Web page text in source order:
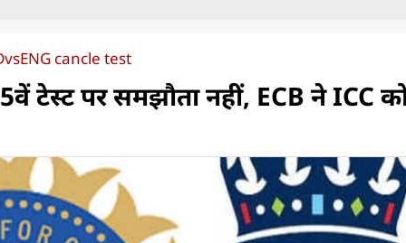
cancle test
टेस्ट पर समझौता नहीं, ECB ने ICC